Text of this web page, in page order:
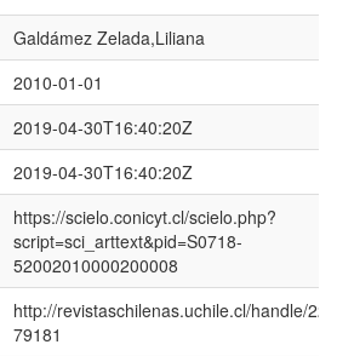
Galdámez Zelada,Liliana
2010-01-01
2019-04-30T16:40:20Z
2019-04-30T16:40:20Z
https://scielo.conicyt.cl/scielo.php?
script=sci_arttext&pid=S0718-
52002010000200008
http://revistaschilenas.uchile.cl/handle/
79181